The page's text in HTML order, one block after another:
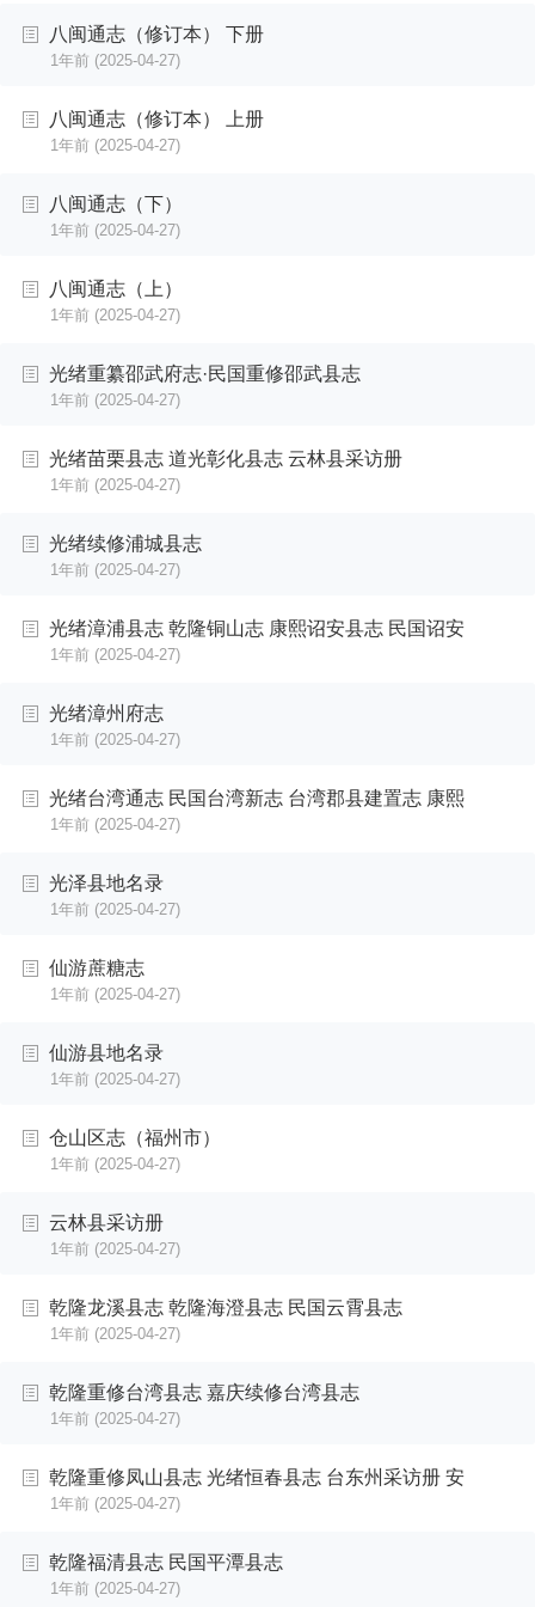
八闽通志（修订本） 下册
1年前 (2025-04-27)
八闽通志（修订本） 上册
1年前 (2025-04-27)
八闽通志（下）
1年前 (2025-04-27)
八闽通志（上）
1年前 (2025-04-27)
光绪重纂邵武府志·民国重修邵武县志
1年前 (2025-04-27)
光绪苗栗县志 道光彰化县志 云林县采访册
1年前 (2025-04-27)
光绪续修浦城县志
1年前 (2025-04-27)
光绪漳浦县志 乾隆铜山志 康熙诏安县志 民国诏安
1年前 (2025-04-27)
光绪漳州府志
1年前 (2025-04-27)
光绪台湾通志 民国台湾新志 台湾郡县建置志 康熙
1年前 (2025-04-27)
光泽县地名录
1年前 (2025-04-27)
仙游蔗糖志
1年前 (2025-04-27)
仙游县地名录
1年前 (2025-04-27)
仓山区志（福州市）
1年前 (2025-04-27)
云林县采访册
1年前 (2025-04-27)
乾隆龙溪县志 乾隆海澄县志 民国云霄县志
1年前 (2025-04-27)
乾隆重修台湾县志 嘉庆续修台湾县志
1年前 (2025-04-27)
乾隆重修凤山县志 光绪恒春县志 台东州采访册 安
1年前 (2025-04-27)
乾隆福清县志 民国平潭县志
1年前 (2025-04-27)